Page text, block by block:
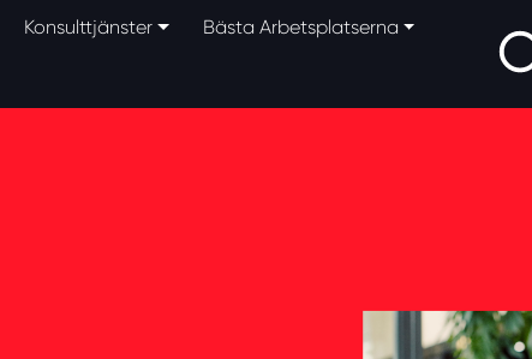
Konsulttjänster Bästa Arbetsplatserna